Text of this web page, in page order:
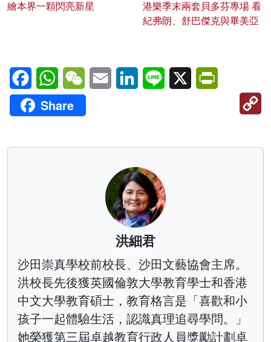
繪本界一顆閃亮新星
港樂季末兩套貝多芬專場 看
紀弗朗、舒巴傑克與畢美亞
FacebookWhatsAppWeChatEmail LinkedInLine X
Share
洪細君
沙田崇真學校前校長、沙田文藝協會主席。
洪校長先後獲英國倫敦大學教育學士和香港
中文大學教育碩士，教育格言是「喜歡和小
孩子一起體驗生活，認識真理追尋學問。」
她榮獲第三屆卓越教育行政人員獎勵計劃卓